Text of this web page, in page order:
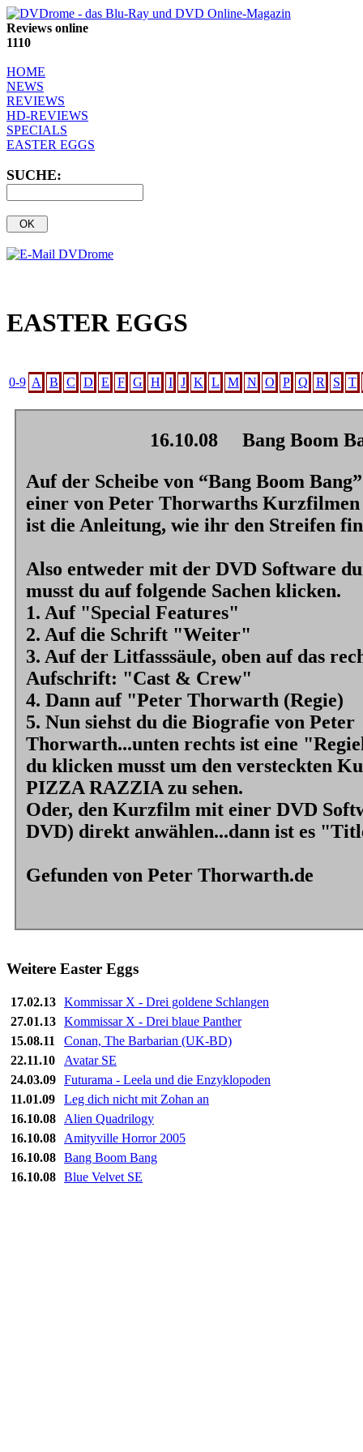
Reviews online
1110
HOME
NEWS
REVIEWS
HD-REVIEWS
SPECIALS
EASTER EGGS
SUCHE:
EASTER EGGS
0-9 A B C D E F G H I J K L M N O P Q R S T
16.10.08Bang Boom
Auf der Scheibe von “Bang Boom
einer von Peter Thorwarths
ist die Anleitung, wie ihr den Streifen
Also entweder mit der DVD Software
musst du auf folgende Sachen klicken.
1. Auf "Special Features"
2. Auf die Schrift "Weiter"
3. Auf der Litfasssäule, oben auf das
Aufschrift: "Cast & Crew"
4. Dann auf "Peter Thorwarth (Regie)
5. Nun siehst du die Biografie von Peter
Thorwarth...unten rechts ist eine
du klicken musst um den versteckten
PIZZA RAZZIA zu sehen.
Oder, den Kurzfilm mit einer DVD
DVD) direkt anwählen...dann ist es
Gefunden von Peter Thorwarth.de
Weitere Easter Eggs
17.02.13 Kommissar X - Drei goldene Schlangen
27.01.13 Kommissar X - Drei blaue Panther
15.08.11
Conan, The Barbarian (UK-BD)
22.11.10
Avatar SE
24.03.09 Futurama - Leela und die Enzyklopoden
11.01.09
Leg dich nicht mit Zohan an
16.10.08
Alien Quadrilogy
16.10.08
Amityville Horror 2005
16.10.08 Bang Boom Bang
16.10.08 Blue Velvet SE